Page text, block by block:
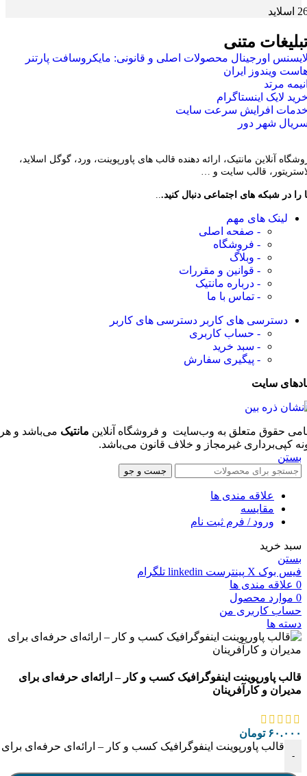
متنی
اورجینال محصولات اصلی و قانونی: مایکروسافت پارتنر
ویندوز ایران
مرتد
لایک اینستاگرام
افرایش سرعت سایت
شهر دور
آنلاین مانتیک، ارائه دهنده قالب های پاورپوینت، ورد، گوگل اسلاید،
قالب سایت و …
را در شبکه های اجتماعی دنبال کنید...
لینک های مهم
- صفحه اصلی
- فروشگاه
- وبلاگ
- قوانین و مقررات
- درباره مانتیک
- تماس با ما
دسترسی های کاربر دسترسی های کاربر
- حساب کاربری
- سبد خرید
- پیگیری سفارش
سایت
حقوق متعلق به وب‌سایت و فروشگاه‌ آنلاین مانتیک می‌باشد و هر
کپی‌برداری غیرمجاز و خلاف قانون می‌باشد.
بستن
جست و جو
علاقه مندی ها
مقایسه
ورود / فرم ثبت نام
سبد خرید
بستن
فیس بوک X پینترست linkedin تلگرام
0 علاقه مندی ها
0 موارد محصول
حساب کاربری من
دسته ها
قالب پاورپوینت اینفوگرافیک کسب‌ و کار – ارائه‌ای حرفه‌ای برای
مدیران و کارآفرینان
۶۰.۰۰۰ تومان
-
قالب پاورپوینت اینفوگرافیک کسب‌ و کار – ارائه‌ای حرفه‌ای